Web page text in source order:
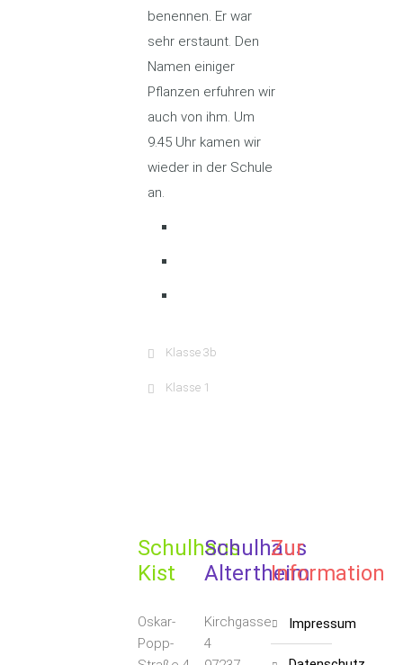
benennen. Er war
sehr erstaunt. Den
Namen einiger
Pflanzen erfuhren wir
auch von ihm. Um
9.45 Uhr kamen wir
wieder in der Schule
an.
Klasse 3b
Klasse 1
Schulhaus
Kist
Oskar-
Popp-
Schulhaus
Altertheim
Kirchgasse
4
Zur
Information
impressum